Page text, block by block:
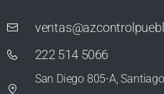
222 514 5066
San Diego 805-A,